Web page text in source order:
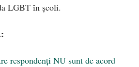
LGBT în școli.
respondenți NU sunt de acord